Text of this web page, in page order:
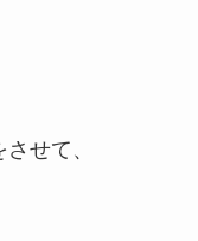
せて、